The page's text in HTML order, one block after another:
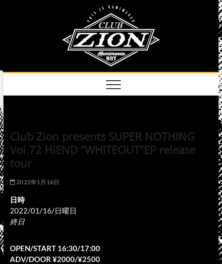
Club Zion presents SUPER NOTHING
Vol.72 HiEND “WHITEOUT”EP release
tour
2022年1月16日
日時
2022/01/16/日曜日
終日
OPEN/START 16:30/17:00
ADV/DOOR ¥2000/¥2500